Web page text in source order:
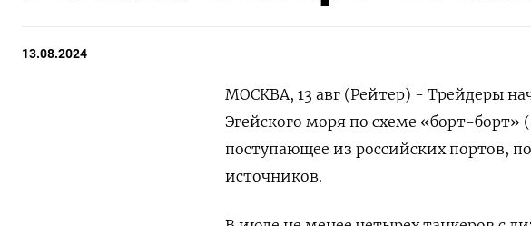
13.08.2024
МОСКВА, 13 авг (Рейтер) - Трейдеры
Эгейского моря по схеме «борт-
поступающее из российских портов,
источников.